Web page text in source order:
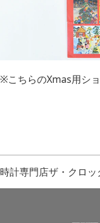
※こちらのXmas用シ
時計専門店ザ・クロ